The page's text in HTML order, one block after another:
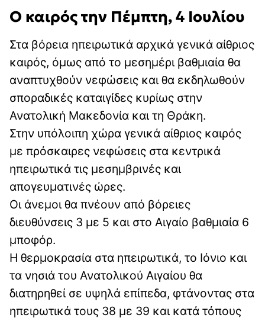
Ο καιρός την Πέμπτη, 4 Ιουλίου
Στα βόρεια ηπειρωτικά αρχικά γενικά αίθριος
καιρός, όμως από το μεσημέρι βαθμιαία θα
αναπτυχθούν νεφώσεις και θα εκδηλωθούν
σποραδικές καταιγίδες κυρίως στην
Ανατολική Μακεδονία και τη Θράκη.
Στην υπόλοιπη χώρα γενικά αίθριος καιρός
με πρόσκαιρες νεφώσεις στα κεντρικά
ηπειρωτικά τις μεσημβρινές και
απογευματινές ώρες.
Οι άνεμοι θα πνέουν από βόρειες
διευθύνσεις 3 με 5 και στο Αιγαίο βαθμιαία 6
μποφόρ.
Η θερμοκρασία στα ηπειρωτικά, το Ιόνιο και
τα νησιά του Ανατολικού Αιγαίου θα
διατηρηθεί σε υψηλά επίπεδα, φτάνοντας στα
ηπειρωτικά τους 38 με 39 και κατά τόπους